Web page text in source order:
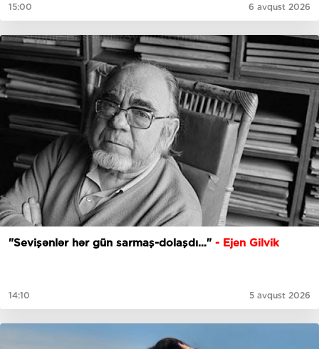
15:00 6 avqust 2026
"Sevişənlər hər gün sarmaş-dolaşdı..." - Ejen Gilvik
14:10 5 avqust 2026